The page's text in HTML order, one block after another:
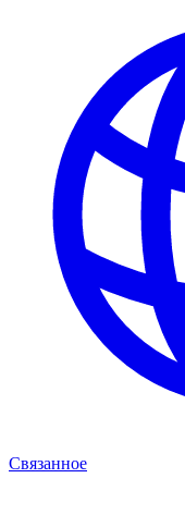
Связанное